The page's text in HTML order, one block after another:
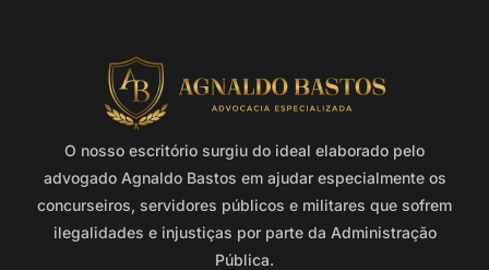
O nosso escritório surgiu do ideal elaborado pelo
advogado Agnaldo Bastos em ajudar especialmente os
concurseiros, servidores públicos e militares que sofrem
ilegalidades e injustiças por parte da Administração
Pública.